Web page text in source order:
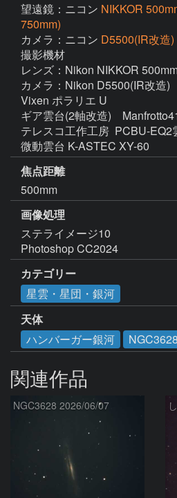
望遠鏡：ニコン NIKKOR
750mm)
カメラ：ニコン D5500(IR改造)
撮影機材
レンズ：Nikon NIKKOR
カメラ：Nikon D5500(IR改造)
Vixen ポラリエ U
ギア雲台(2軸改造)　
テレスコ工作工房  PCBU-EQ2
微動雲台 K-ASTEC XY-60
焦点距離
500mm
画像処理
ステライメージ10
Photoshop CC2024
カテゴリー
星雲・星団・銀河
天体
ハンバーガー銀河
NGC3628
関連作品
NGC3628 2026/06/07